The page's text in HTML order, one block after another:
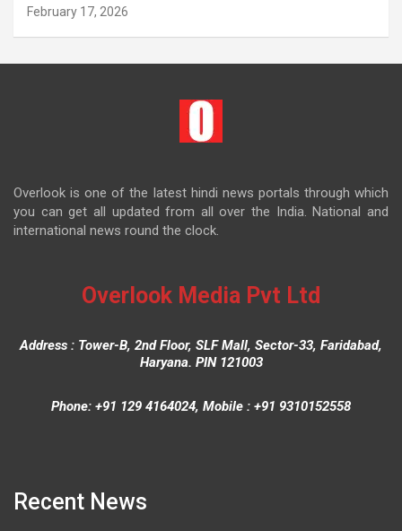
February 17, 2026
Overlook is one of the latest hindi news portals through which
you can get all updated from all over the India. National and
international news round the clock.
Overlook Media Pvt Ltd
Address : Tower-B, 2nd Floor, SLF Mall, Sector-33, Faridabad,
Haryana. PIN 121003
Phone: +91 129 4164024, Mobile : +91 9310152558
Recent News